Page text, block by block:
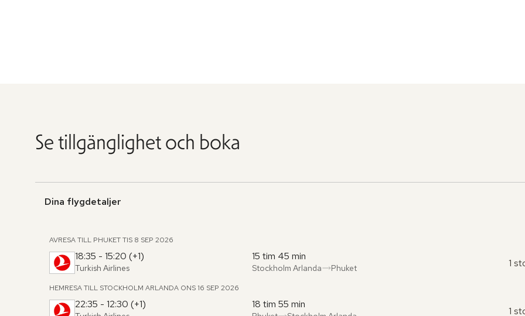
Se tillgänglighet och boka
Dina flygdetaljer
AVRESA TILL PHUKETTIS 8 SEP 2026
18:35 - 15:20 (+1)
Turkish Airlines
15 tim 45 min
Från:
Stockholm Arlanda
,till: Phuket 1
HEMRESA TILL STOCKHOLM ARLANDA ONS 16 SEP 2026
22:35 - 12:30 (+1) 18 tim 55 min
1